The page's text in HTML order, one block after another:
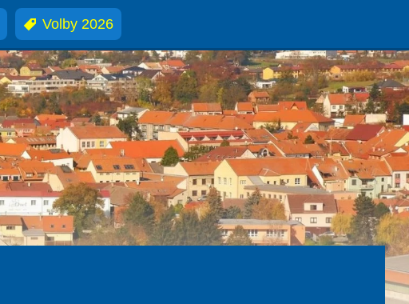
Volby 2026